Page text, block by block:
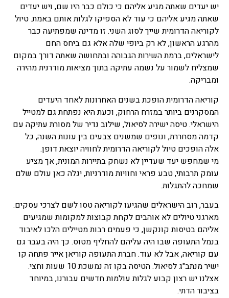
יש יעדים שאתה מגיע אליהם כי כולם כבר היו שם, ויש יעדים
שאתה מגיע אליהם כי עוד לא הספיקו לגלות אותם באמת. טיול
לקוריאה הדרומית שייך לסוג השני. זו מדינה שמפתיעה כבר
מהרגע הראשון, לא רק ביופי שלה אלא גם ביחס החם
לישראלים, ברמת השירות הגבוהה ובתחושה שאתה דורך במקום
שמצליח לשמור על נשמה עתיקה בתוך מציאות מודרנית מהירה
ומבריקה.
קוריאה הדרומית הופכת בשנים האחרונות לאחד היעדים
המסקרנים ביותר במזרח הרחוק, וכעת היא נפתחת גם למטייל
הישראלי. טיסה ישירה לסיאול, שילוב נדיר של מסורת עתיקה עם
קדמה מסחררת, ונופים שמשנים צבעים בין עונות השנה, כל
אלה הופכים טיול לקוריאה הדרומית לחוויה יוצאת דופן.
מי שמחפש יעד שעדיין לא נשחק בתיירות המונית, אך מציע
עומק תרבותי, טבע פראי וחוויות מודרניות, יגלה כאן עולם שלם
שמחכה להתגלות.
בעבר, רוב הישראלים שהגיעו לקוריאה טסו לשם לצרכי עסקים.
מארגני טיולים לא אוהבים לקחת קבוצות למקומות שמגיעים
אליהם בטיסות קונקשן, כי פעמים רבות מטיילים הלכו לאיבוד
בנמל התעופה שבו היה עליהם להחליף מטוס. כך היה בעבר גם
עם קוריאה, אבל לא עוד. חברת התעופה קוריאן אייר פתחה קו
ישיר מנתב"ג לסיאול. הטיסה בקו זה נמשכת 10 שעות וחצי.
אצלנו יש רצון קבוע לגלות עולמות חדשים עבורנו, במיוחד
בציבור הדתי.